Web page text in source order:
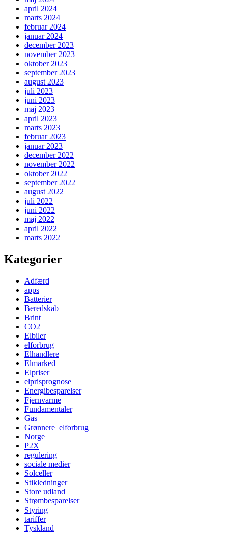
april 2024
marts 2024
februar 2024
januar 2024
december 2023
november 2023
oktober 2023
september 2023
august 2023
juli 2023
juni 2023
maj 2023
april 2023
marts 2023
februar 2023
januar 2023
december 2022
november 2022
oktober 2022
september 2022
august 2022
juli 2022
juni 2022
maj 2022
april 2022
marts 2022
Kategorier
Adfærd
apps
Batterier
Beredskab
Brint
CO2
Elbiler
elforbrug
Elhandlere
Elmarked
Elpriser
elprisprognose
Energibesparelser
Fjernvarme
Fundamentaler
Gas
Grønnere_elforbrug
Norge
P2X
regulering
sociale medier
Solceller
Stikledninger
Store udland
Strømbesparelser
Styring
tariffer
Tyskland